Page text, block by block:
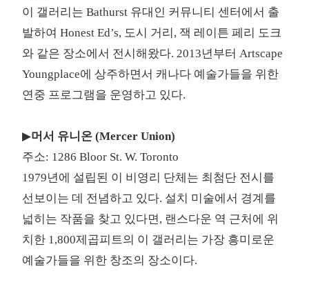
이 갤러리는 Bathurst 유대인 커뮤니티 센터에서 출
발하여 Honest Ed’s, 도시 거리, 잭 레이튼 페리 도크
와 같은 장소에서 전시해왔다. 2013년부터 Artscape
Youngplace에 상주하면서 캐나다 예술가들을 위한
연중 프로그램을 운영하고 있다.
▶머서 유니온 (Mercer Union)
주소: 1286 Bloor St. W. Toronto
1979년에 설립된 이 비영리 단체는 최첨단 전시를
선보이는 데 전념하고 있다. 설치 미술에서 경계를
넓히는 작품을 찾고 있다면, 랜스다운 역 근처에 위
치한 1,800제곱피트의 이 갤러리는 가장 흥미로운
예술가들을 위한 창조의 장소이다.